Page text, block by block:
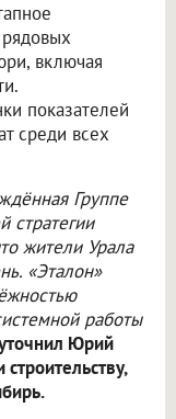
включая
показателей
среди всех
Группе
стратегии
жители Урала
«Эталон»
работы
Юрий